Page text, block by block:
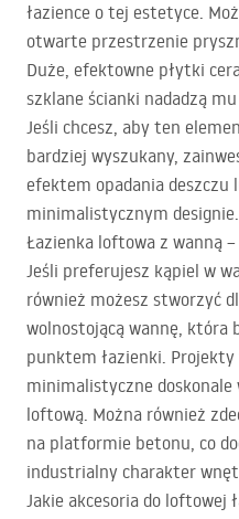
łazience o tej estetyce.
otwarte przestrzenie
Duże, efektowne płytki
szklane ścianki nadadzą
Jeśli chcesz, aby ten
bardziej wyszukany,
efektem opadania deszczu
minimalistycznym designie.
Łazienka loftowa z wanną
Jeśli preferujesz kąpiel w
również możesz stworzyć
wolnostojącą wannę, która
punktem łazienki.
minimalistyczne doskonale
loftową. Można również
na platformie betonu, co
industrialny charakter
Jakie akcesoria do loftowej